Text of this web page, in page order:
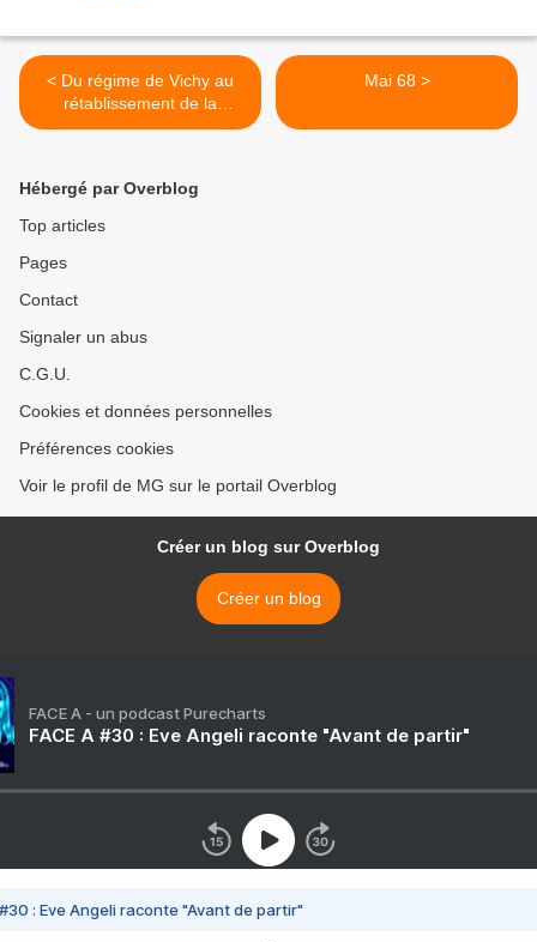
< Du régime de Vichy au
rétablissement de la
démocratie
Mai 68 >
Hébergé par Overblog
Top articles
Pages
Contact
Signaler un abus
C.G.U.
Cookies et données personnelles
Préférences cookies
Voir le profil de MG sur le portail Overblog
Créer un blog sur Overblog
Créer un blog
FACE A - un podcast Purecharts
FACE A #30 : Eve Angeli raconte "Avant de partir"
#30 : Eve Angeli raconte "Avant de partir"